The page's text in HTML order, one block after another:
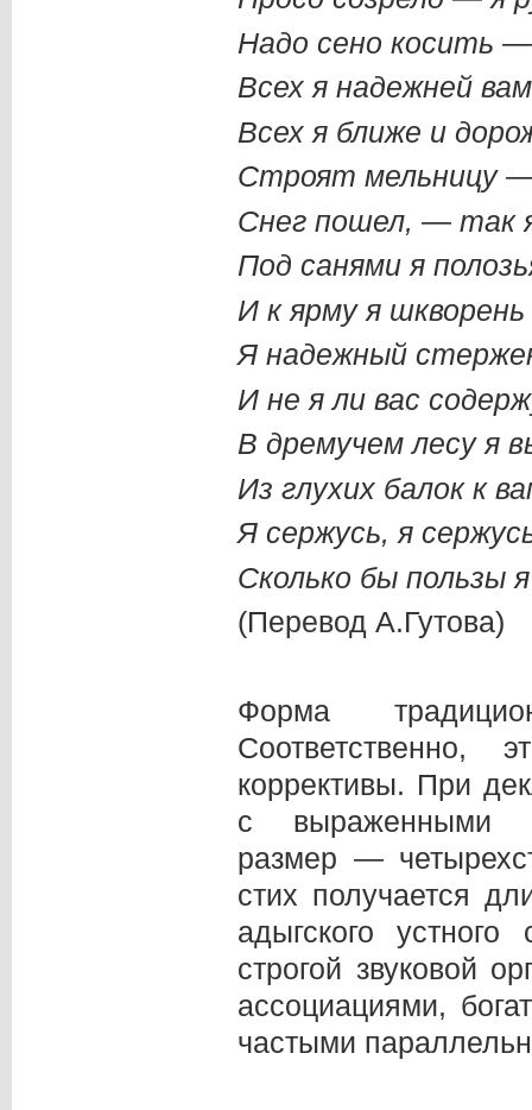
Надо сено косить —
Всех я надежней
Всех я ближе и
Строят мельницу —
Снег пошел, — так
Под санями я
И к ярму я шкворень
Я надежный
И не я ли вас
В дремучем лесу я
Из глухих балок к
Я сержусь, я
Сколько бы пользы
(Перевод А.Гутова)
Форма
коррективы. При
с выраженными
размер —
стих получается
адыгского
строгой звуковой
ассоциациями,
частыми